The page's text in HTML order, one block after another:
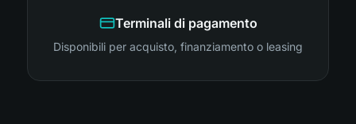
Terminali di pagamento
Disponibili per acquisto, finanziamento o leasing